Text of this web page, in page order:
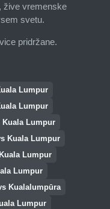
žive vremenske
svetu.
pridržane.
Lumpur
Lumpur
Kuala Lumpur
Kuala Lumpur
Lumpur
Lumpur
Kualalumpūra
Lumpur